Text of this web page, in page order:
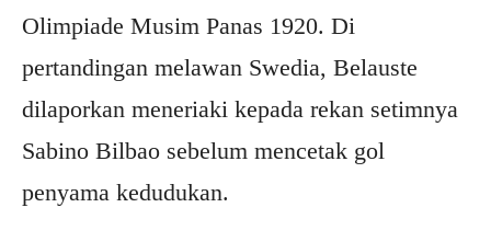
Olimpiade Musim Panas 1920. Di
pertandingan melawan Swedia, Belauste
dilaporkan meneriaki kepada rekan setimnya
Sabino Bilbao sebelum mencetak gol
penyama kedudukan.